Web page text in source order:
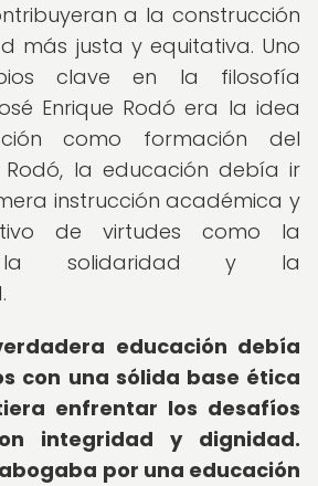
a la construcción
más justa y equitativa. Uno
clave en la filosofía
Enrique Rodó era la idea
como formación del
la educación debía ir
instrucción académica y
de virtudes como la
la solidaridad y la
educación debía
con una sólida base ética
enfrentar los desafíos
integridad y dignidad.
por una educación